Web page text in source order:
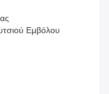
Εμβόλου